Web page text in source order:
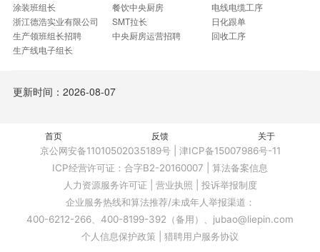
涂装班组长 餐饮中央厨房
电线电缆工序
浙江德浩实业有限公司
SMT拉长
日化跟单
生产领班组长招聘
中央厨房运营招聘
回收工序
生产线电子组长
更新时间：2026-08-07
首页 反馈 关于